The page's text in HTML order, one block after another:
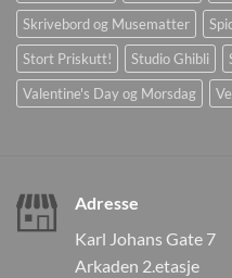
Skrivebord og Musematter
Stort Priskutt!
Studio Ghibli
Valentine's Day og Morsdag
Adresse
Karl Johans Gate 7
Arkaden 2.etasje